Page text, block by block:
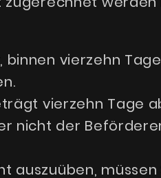
binnen vierzehn
vierzehn Tage
nicht der
auszuüben,